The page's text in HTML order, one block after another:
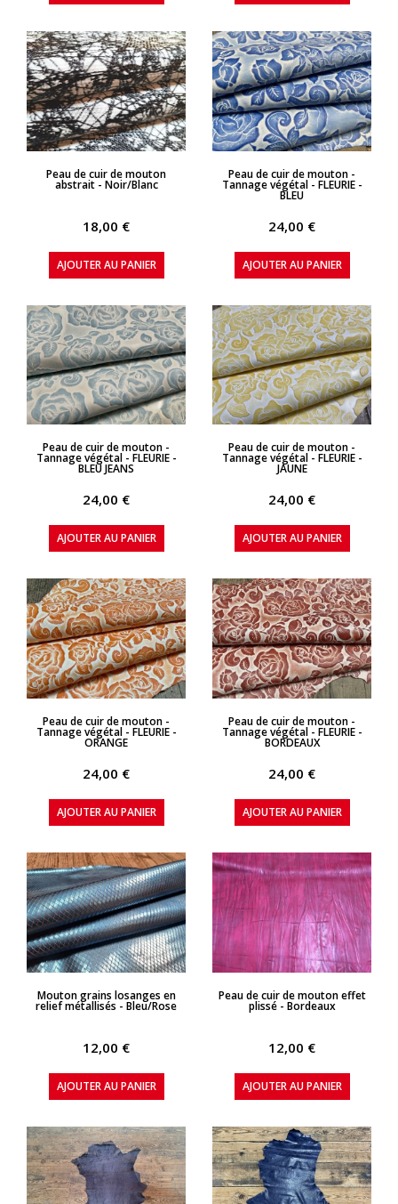
APERÇU RAPIDE
Peau de cuir de mouton
abstrait - Noir/Blanc
18,00 €
AJOUTER AU PANIER
APERÇU RAPIDE
Peau de cuir de mouton -
Tannage végétal - FLEURIE -
BLEU
24,00 €
AJOUTER AU PANIER
APERÇU RAPIDE
Peau de cuir de mouton -
Tannage végétal - FLEURIE -
BLEU JEANS
24,00 €
AJOUTER AU PANIER
APERÇU RAPIDE
Peau de cuir de mouton -
Tannage végétal - FLEURIE -
JAUNE
24,00 €
AJOUTER AU PANIER
APERÇU RAPIDE
Peau de cuir de mouton -
Tannage végétal - FLEURIE -
ORANGE
24,00 €
AJOUTER AU PANIER
APERÇU RAPIDE
Peau de cuir de mouton -
Tannage végétal - FLEURIE -
BORDEAUX
24,00 €
AJOUTER AU PANIER
APERÇU RAPIDE
Mouton grains losanges en
relief métallisés - Bleu/Rose
12,00 €
AJOUTER AU PANIER
APERÇU RAPIDE
Peau de cuir de mouton effet
plissé - Bordeaux
12,00 €
AJOUTER AU PANIER